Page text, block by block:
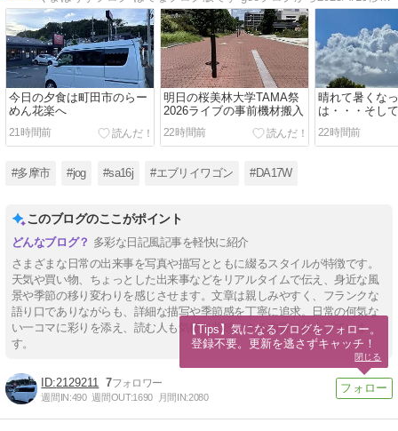
今日の夕食は町田市のらー
めん花楽へ
21時間前
明日の桜美林大学TAMA祭
2026ライブの事前機材搬入
22時間前
晴れて暑くな
は・・・そし
22時間前
#多摩市 #jog #sa16j #エブリイワゴン #DA17W
このブログのここがポイント
多彩な日記風記事を軽快に紹介
さまざまな日常の出来事を写真や描写とともに綴るスタイルが特徴です。
天気や買い物、ちょっとした出来事などをリアルタイムで伝え、身近な風
景や季節の移り変わりを感じさせます。文章は親しみやすく、フランクな
語り口でありながらも、詳細な描写や季節感を丁寧に追求。日常の何気な
い一コマに彩りを添え、読む人も気軽に共感できる内容に仕上げていま
す。
2129211 7
週間IN:490 週間OUT:1690 月間IN:2080
【Tips】気になるブログをフォロー。
登録不要。更新を逃さずキャッチ！
閉じる